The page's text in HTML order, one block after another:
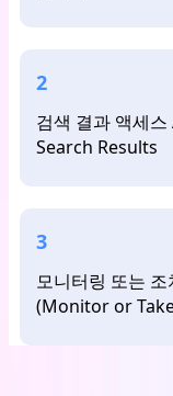
2
검색 결과 액세스
Search Results
3
모니터링 또는 조
(Monitor or